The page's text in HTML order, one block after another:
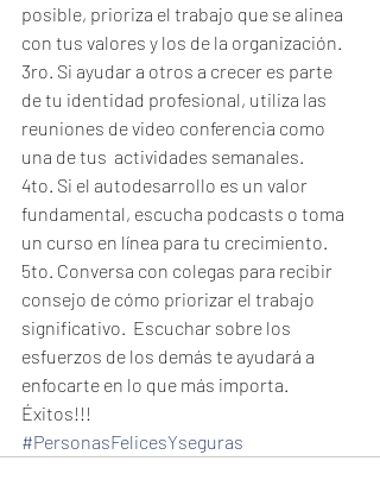
posible, prioriza el trabajo que se alinea
con tus valores y los de la organización.
3ro. Si ayudar a otros a crecer es parte
de tu identidad profesional, utiliza las
reuniones de video conferencia como
una de tus  actividades semanales.
4to. Si el autodesarrollo es un valor
fundamental, escucha podcasts o toma
un curso en línea para tu crecimiento.
5to. Conversa con colegas para recibir
consejo de cómo priorizar el trabajo
significativo.  Escuchar sobre los
esfuerzos de los demás te ayudará a
enfocarte en lo que más importa.
Éxitos!!!
#PersonasFelicesYseguras